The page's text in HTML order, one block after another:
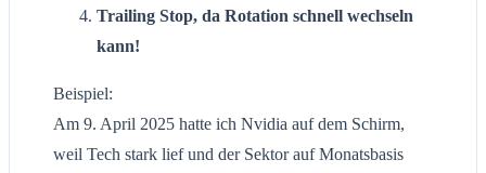
Trailing Stop, da Rotation schnell wechseln
kann!
Beispiel:
Am 9. April 2025 hatte ich Nvidia auf dem Schirm,
weil Tech stark lief und der Sektor auf Monatsbasis